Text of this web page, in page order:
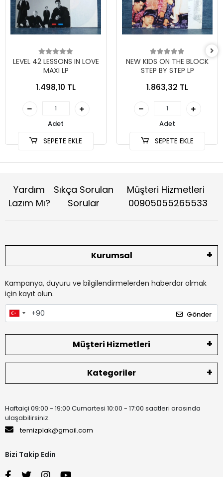
LEVEL 42 LESSONS IN LOVE
MAXI LP
1.498,10 TL
Adet
SEPETE EKLE
NEW KIDS ON THE BLOCK
STEP BY STEP LP
1.863,32 TL
Adet
SEPETE EKLE
Yardım
Lazım Mı?
Sıkça Sorulan
Sorular
Müşteri Hizmetleri
00905055265533
Kurumsal
Kampanya, duyuru ve bilgilendirmelerden haberdar olmak
için kayıt olun.
Gönder
Müşteri Hizmetleri
Kategoriler
Haftaiçi 09:00 - 19:00 Cumartesi 10:00 - 17:00 saatleri arasında
ulaşabilirsiniz.
temizplak@gmail.com
Bizi Takip Edin